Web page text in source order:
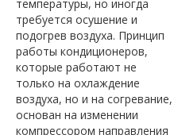
температуры, но иногда
требуется осушение и
подогрев воздуха. Принцип
работы кондиционеров,
которые работают не
только на охлаждение
воздуха, но и на согревание,
основан на изменении
компрессором направления